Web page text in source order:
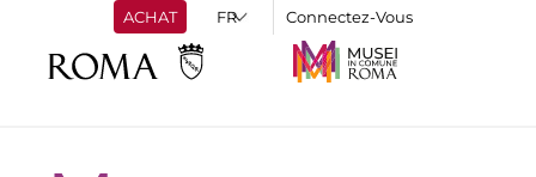
ACHAT Connectez-Vous